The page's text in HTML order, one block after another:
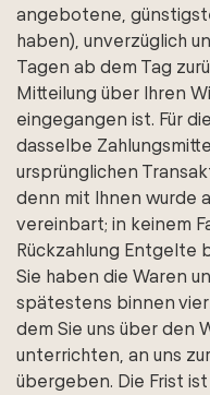
angebotene,
haben), unverzüglich
Tagen ab dem Tag
Mitteilung über Ihren
eingegangen ist. Für
dasselbe
ursprünglichen
denn mit Ihnen wurde
vereinbart; in keinem
Rückzahlung Entgelte
Sie haben die Waren
spätestens binnen
dem Sie uns über den
unterrichten, an uns
übergeben. Die Frist